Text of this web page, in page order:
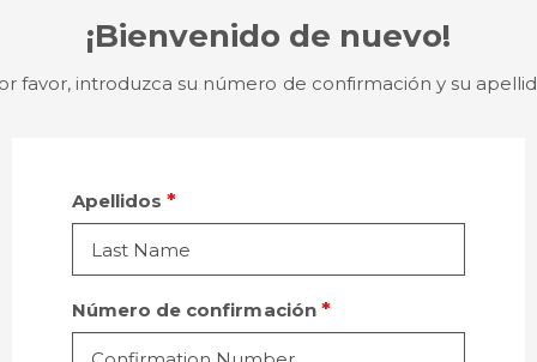
¡Bienvenido de nuevo!
favor, introduzca su número de confirmación y su
Apellidos
Número de confirmación